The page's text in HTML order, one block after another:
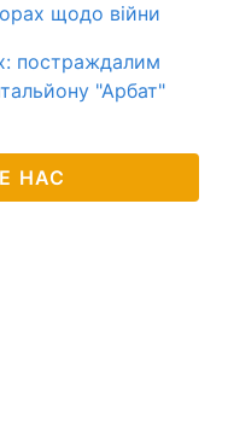
щодо війни
постраждалим
"Арбат"
НАС